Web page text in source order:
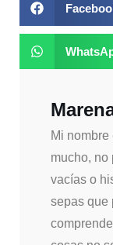
Mi
mucho, no
vacías o
sepas que